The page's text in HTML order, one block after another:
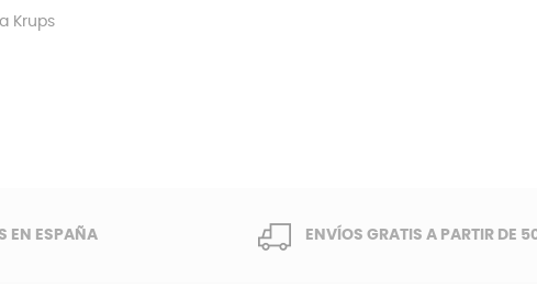
Krups
EN ESPAÑA ENVÍOS GRATIS A PARTIR DE